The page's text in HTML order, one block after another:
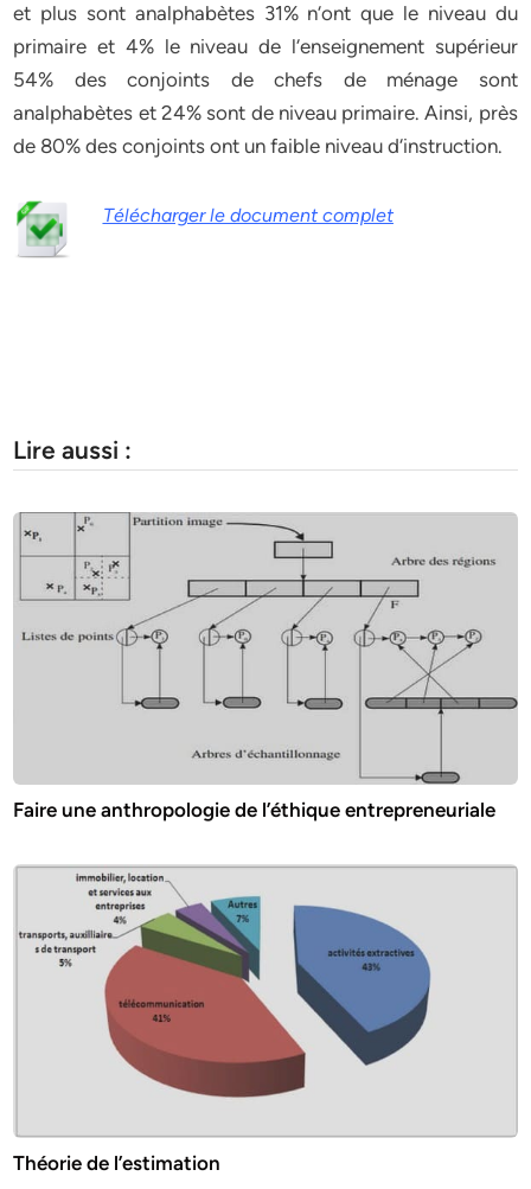
et plus sont analphabètes 31% n‘ont que le niveau du
primaire et 4% le niveau de l‘enseignement supérieur
54% des conjoints de chefs de ménage sont
analphabètes et 24% sont de niveau primaire. Ainsi, près
de 80% des conjoints ont un faible niveau d‘instruction.
Télécharger le document complet
Lire aussi :
Faire une anthropologie de l’éthique entrepreneuriale
Théorie de l’estimation